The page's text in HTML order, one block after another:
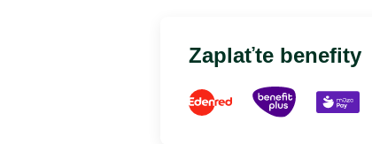
Zaplaťte benefity